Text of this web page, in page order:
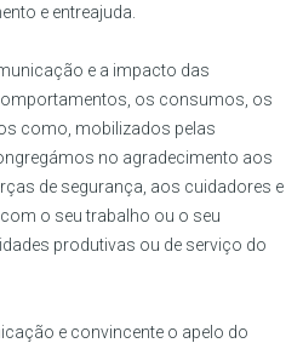
e entreajuda.
e a impacto das
os consumos, os
como, mobilizados pelas
no agradecimento aos
de segurança, aos cuidadores e
o seu trabalho ou o seu
produtivas ou de serviço do
e convincente o apelo do